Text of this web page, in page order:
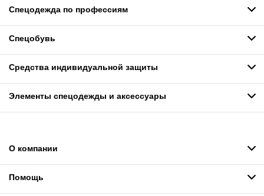
Спецодежда по профессиям
Спецобувь
Средства индивидуальной защиты
Элементы спецодежды и аксессуары
О компании
Помощь